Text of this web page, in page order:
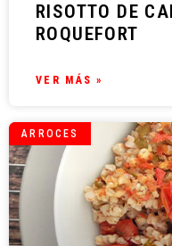
RISOTTO DE
ROQUEFORT
VER MÁS »
ARROCES